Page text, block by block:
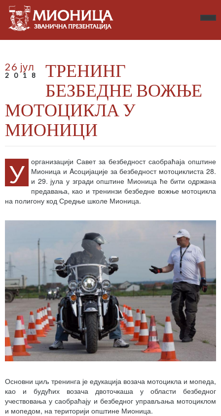
26 јул
2018
ТРЕНИНГ
БЕЗБЕДНЕ ВОЖЊЕ
МОТОЦИКЛА У
МИОНИЦИ
У
организацији Савет за безбедност саобраћаја општине
Мионица и Aсоцијације за безбедност мотоциклиста 28.
и 29. јула у згради општине Мионица ће бити одржана
предавања, као и тренинзи безбедне вожње мотоцикла
на полигону код Средње школе Мионица.
Основни циљ тренинга је едукација возача мотоцикла и мопеда,
као и будућих возача двоточкаша у области безбедног
учествовања у саобраћају и безбедног управљања мотоциклом
и мопедом, на територији општине Мионица.